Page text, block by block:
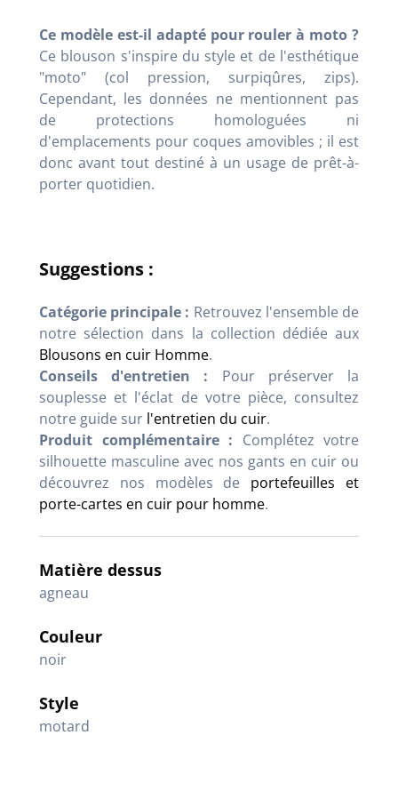
Ce modèle est-il adapté pour rouler à moto ?
Ce blouson s'inspire du style et de l'esthétique
"moto" (col pression, surpiqûres, zips).
Cependant, les données ne mentionnent pas
de protections homologuées ni
d'emplacements pour coques amovibles ; il est
donc avant tout destiné à un usage de prêt-à-
porter quotidien.
Suggestions :
Catégorie principale : Retrouvez l'ensemble de
notre sélection dans la collection dédiée aux
Blousons en cuir Homme.
Conseils d'entretien : Pour préserver la
souplesse et l'éclat de votre pièce, consultez
notre guide sur l'entretien du cuir.
Produit complémentaire : Complétez votre
silhouette masculine avec nos gants en cuir ou
découvrez nos modèles de portefeuilles et
porte-cartes en cuir pour homme.
Matière dessus
agneau
Couleur
noir
Style
motard